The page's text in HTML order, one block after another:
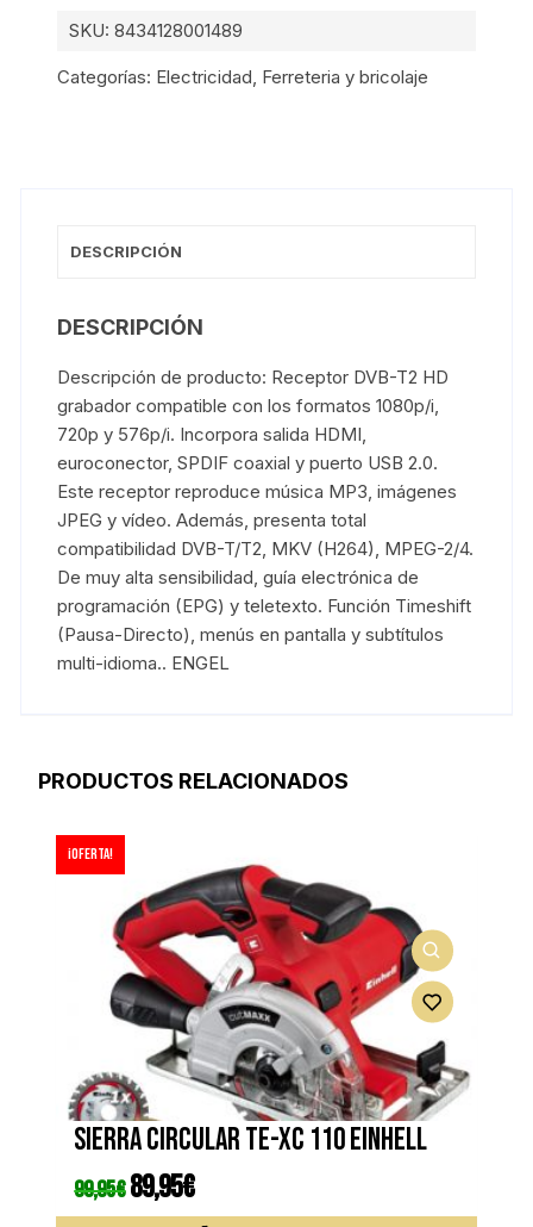
SKU:8434128001489
Categorías: Electricidad, Ferreteria y bricolaje
DESCRIPCIÓN
DESCRIPCIÓN
Descripción de producto: Receptor DVB-T2 HD
grabador compatible con los formatos 1080p/i,
720p y 576p/i. Incorpora salida HDMI,
euroconector, SPDIF coaxial y puerto USB 2.0.
Este receptor reproduce música MP3, imágenes
JPEG y vídeo. Además, presenta total
compatibilidad DVB-T/T2, MKV (H264), MPEG-2/4.
De muy alta sensibilidad, guía electrónica de
programación (EPG) y teletexto. Función Timeshift
(Pausa-Directo), menús en pantalla y subtítulos
multi-idioma.. ENGEL
PRODUCTOS RELACIONADOS
¡Oferta!
Sierra circular TE-XC 110 EINHELL
99,95€ El
precio
original
89,95€El
precio
actual